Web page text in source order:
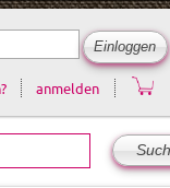
anmelden